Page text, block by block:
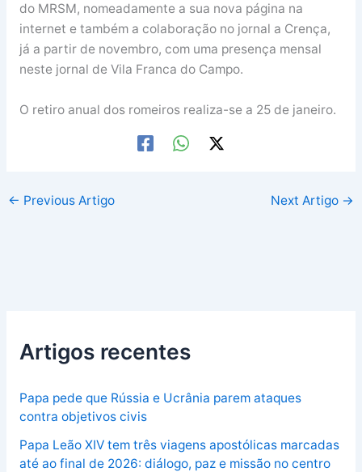
do MRSM, nomeadamente a sua nova página na
internet e também a colaboração no jornal a Crença,
já a partir de novembro, com uma presença mensal
neste jornal de Vila Franca do Campo.
O retiro anual dos romeiros realiza-se a 25 de janeiro.
← Previous Artigo Next Artigo →
Artigos recentes
Papa pede que Rússia e Ucrânia parem ataques
contra objetivos civis
Papa Leão XIV tem três viagens apostólicas marcadas
até ao final de 2026: diálogo, paz e missão no centro